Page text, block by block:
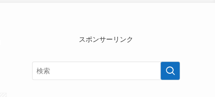
スポンサーリンク